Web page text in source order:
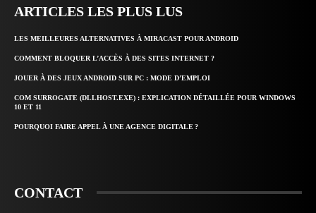
ARTICLES LES PLUS LUS
LES MEILLEURES ALTERNATIVES À MIRACAST POUR ANDROID
COMMENT BLOQUER L’ACCÈS À DES SITES INTERNET ?
JOUER À DES JEUX ANDROID SUR PC : MODE D’EMPLOI
COM SURROGATE (DLLHOST.EXE) : EXPLICATION DÉTAILLÉE POUR WINDOWS
10 ET 11
POURQUOI FAIRE APPEL À UNE AGENCE DIGITALE ?
CONTACT